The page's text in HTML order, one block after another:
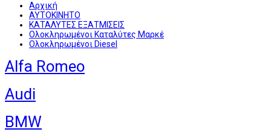
Αρχική
ΑΥΤΟΚΙΝΗΤΟ
ΚΑΤΑΛΥΤΕΣ ΕΞΑΤΜΙΣΕΙΣ
Ολοκληρωμένοι Καταλύτες Μαρκέ
Ολοκληρωμένοι Diesel
Alfa Romeo
Audi
BMW